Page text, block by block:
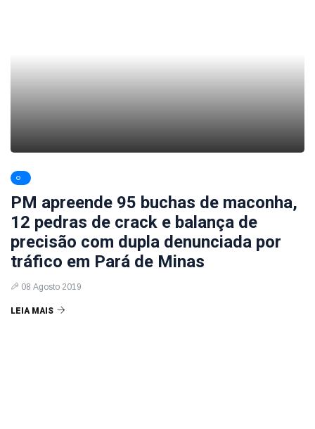
PM apreende 95 buchas de maconha,
12 pedras de crack e balança de
precisão com dupla denunciada por
tráfico em Pará de Minas
08 Agosto 2019
LEIA MAIS